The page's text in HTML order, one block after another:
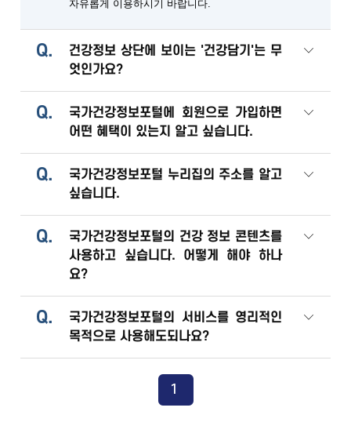
자유롭게 이용하시기 바랍니다.
Q.
건강정보 상단에 보이는 '건강담기'는 무
엇인가요?
Q.
국가건강정보포털에 회원으로 가입하면
어떤 혜택이 있는지 알고 싶습니다.
Q.
국가건강정보포털 누리집의 주소를 알고
싶습니다.
Q.
국가건강정보포털의 건강 정보 콘텐츠를
사용하고 싶습니다. 어떻게 해야 하나
요?
Q.
국가건강정보포털의 서비스를 영리적인
목적으로 사용해도되나요?
1